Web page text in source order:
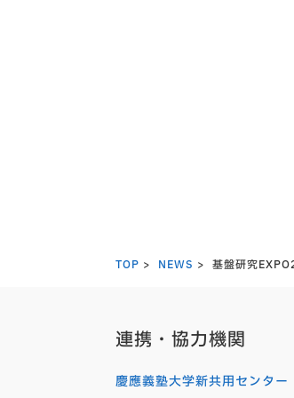
TOP NEWS 基盤研究
連携・協力機関
慶應義塾大学新共用センター